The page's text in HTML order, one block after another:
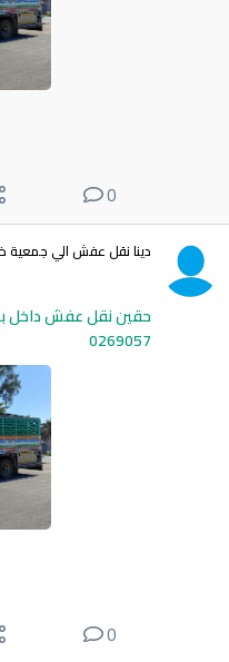
0
دينا نقل عفش الي جمعية
0269057
0